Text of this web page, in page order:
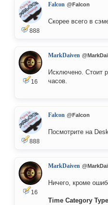
888
Falcon @Falcon
Скорее всего в
16
MarkDaiven
Исключено. Стоит
часов.
888
Falcon @Falcon
Посмотрите на
16
MarkDaiven
Ничего, кроме
Time Category Type